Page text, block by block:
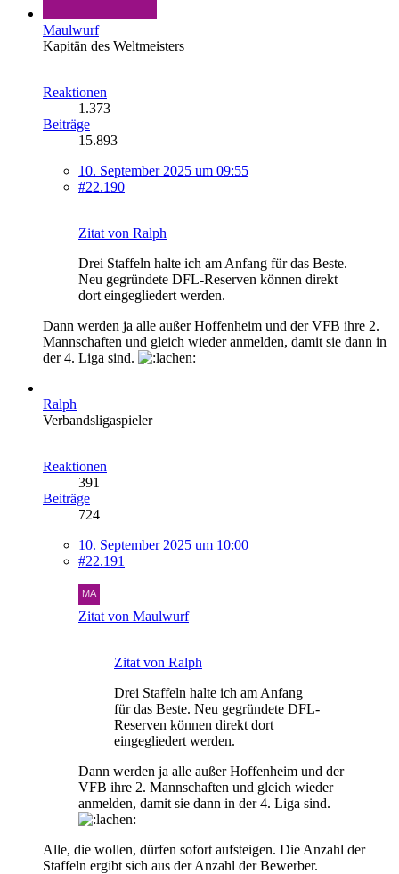
Maulwurf
Kapitän des Weltmeisters
Reaktionen
1.373
Beiträge
15.893
10. September 2025 um 09:55
#22.190
Zitat von Ralph
Drei Staffeln halte ich am Anfang für das Beste.
Neu gegründete DFL-Reserven können direkt
dort eingegliedert werden.
Dann werden ja alle außer Hoffenheim und der VFB ihre 2.
Mannschaften und gleich wieder anmelden, damit sie dann in
der 4. Liga sind.
Ralph
Verbandsligaspieler
Reaktionen
391
Beiträge
724
10. September 2025 um 10:00
#22.191
Zitat von Maulwurf
Zitat von Ralph
Drei Staffeln halte ich am Anfang
für das Beste. Neu gegründete DFL-
Reserven können direkt dort
eingegliedert werden.
Dann werden ja alle außer Hoffenheim und der
VFB ihre 2. Mannschaften und gleich wieder
anmelden, damit sie dann in der 4. Liga sind.
Alle, die wollen, dürfen sofort aufsteigen. Die Anzahl der
Staffeln ergibt sich aus der Anzahl der Bewerber.